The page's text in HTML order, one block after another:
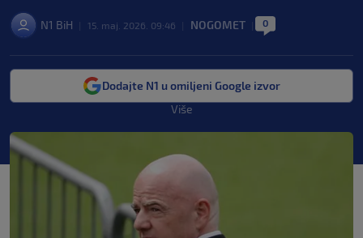
N1 BiH 15. maj. 2026. 09:46 NOGOMET 0
Dodajte N1 u omiljeni Google izvor
Više